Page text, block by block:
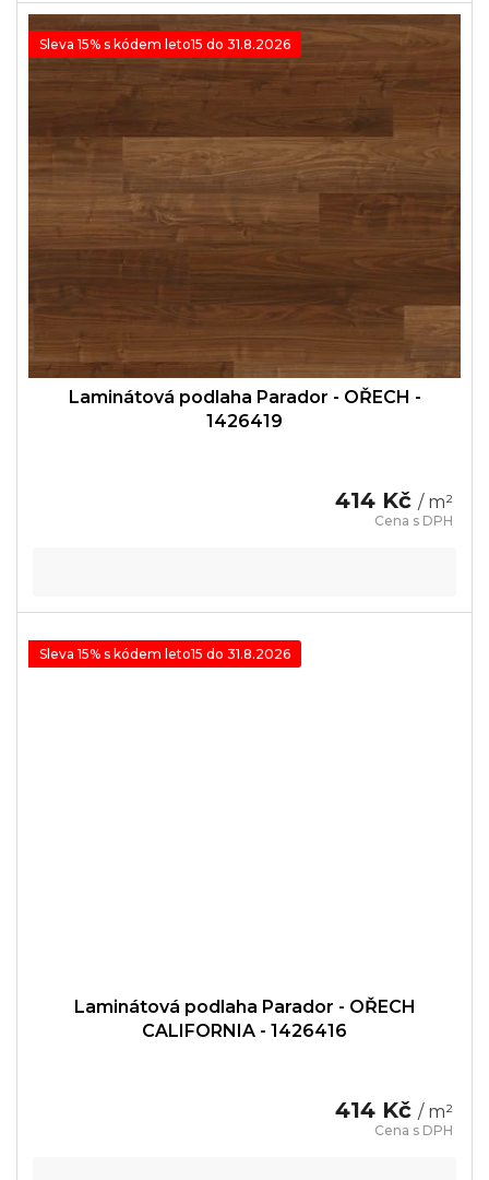
Sleva 15% s kódem leto15 do 31.8.2026
Laminátová podlaha Parador - OŘECH -
1426419
414 Kč / m²
Sleva 15% s kódem leto15 do 31.8.2026
Laminátová podlaha Parador - OŘECH
CALIFORNIA - 1426416
414 Kč / m²